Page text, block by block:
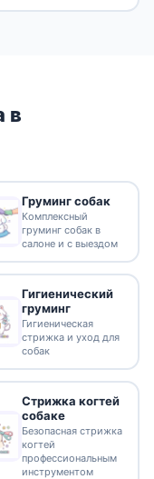
в
Груминг собак
Комплексный
груминг собак в
салоне и с выездом
Гигиенический
груминг
Гигиеническая
стрижка и уход для
собак
Стрижка когтей
собаке
Безопасная стрижка
когтей
профессиональным
инструментом